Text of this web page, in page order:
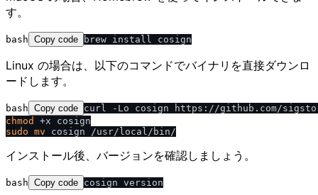
す。
bash Copy code
Linux の場合は、以下のコマンドでバイナリを直接ダウンロ
ードします。
bash Copy code
chmod
sudo mv
インストール後、バージョンを確認しましょう。
bash Copy code